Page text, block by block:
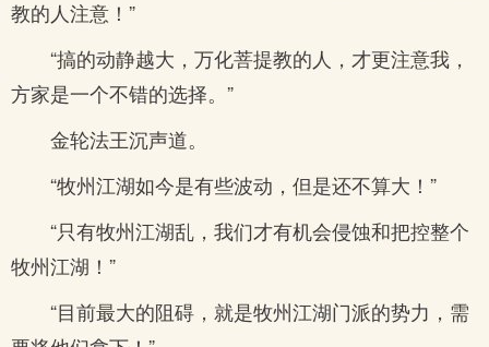
教的人注意！”
“搞的动静越大，万化菩提教的人，才更注意我，
方家是一个不错的选择。”
金轮法王沉声道。
“牧州江湖如今是有些波动，但是还不算大！”
“只有牧州江湖乱，我们才有机会侵蚀和把控整个
牧州江湖！”
“目前最大的阻碍，就是牧州江湖门派的势力，需